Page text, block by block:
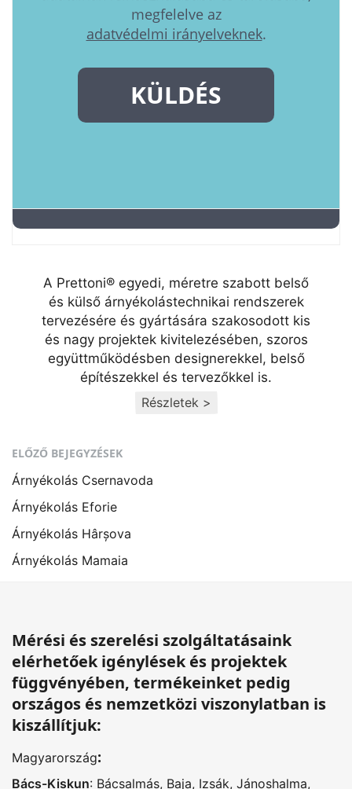
A Prettoni® egyedi, méretre szabott belső
és külső árnyékolástechnikai rendszerek
tervezésére és gyártására szakosodott kis
és nagy projektek kivitelezésében, szoros
együttműködésben designerekkel, belső
építészekkel és tervezőkkel is.
Részletek >
ELŐZŐ BEJEGYZÉSEK
Árnyékolás Csernavoda
Árnyékolás Eforie
Árnyékolás Hârșova
Árnyékolás Mamaia
Mérési és szerelési szolgáltatásaink
elérhetőek igénylések és projektek
függvényében, termékeinket pedig
országos és nemzetközi viszonylatban is
kiszállítjuk:
Magyarország:
Bács-Kiskun: Bácsalmás, Baja, Izsák, Jánoshalma,